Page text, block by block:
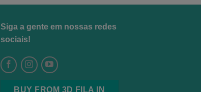
Siga a gente em nossas redes
sociais!
BUY FROM 3D FILA IN